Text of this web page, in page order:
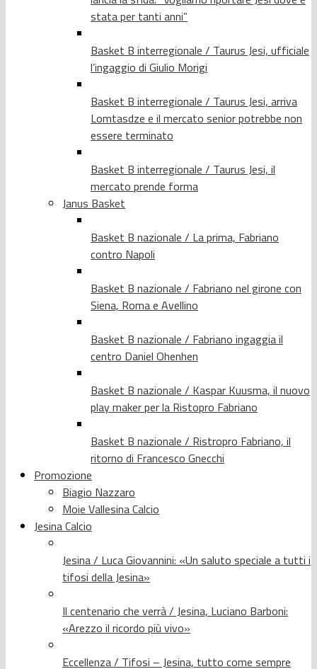
stata per tanti anni”
Basket B interregionale / Taurus Jesi, ufficiale
l’ingaggio di Giulio Morigi
Basket B interregionale / Taurus Jesi, arriva
Lomtasdze e il mercato senior potrebbe non
essere terminato
Basket B interregionale / Taurus Jesi, il
mercato prende forma
Janus Basket
Basket B nazionale / La prima, Fabriano
contro Napoli
Basket B nazionale / Fabriano nel girone con
Siena, Roma e Avellino
Basket B nazionale / Fabriano ingaggia il
centro Daniel Ohenhen
Basket B nazionale / Kaspar Kuusma, il nuovo
play maker per la Ristopro Fabriano
Basket B nazionale / Ristropro Fabriano, il
ritorno di Francesco Gnecchi
Promozione
Biagio Nazzaro
Moie Vallesina Calcio
Jesina Calcio
Jesina / Luca Giovannini: «Un saluto speciale a tutti i
tifosi della Jesina»
Il centenario che verrà / Jesina, Luciano Barboni:
«Arezzo il ricordo più vivo»
Eccellenza / Tifosi – Jesina, tutto come sempre